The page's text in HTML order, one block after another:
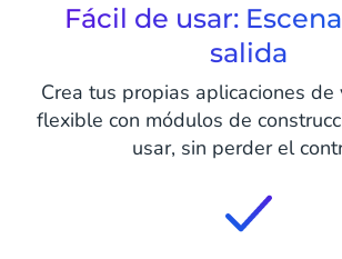
Fácil de usar:
salida
Crea tus propias aplicaciones de
flexible con módulos de
usar, sin perder el